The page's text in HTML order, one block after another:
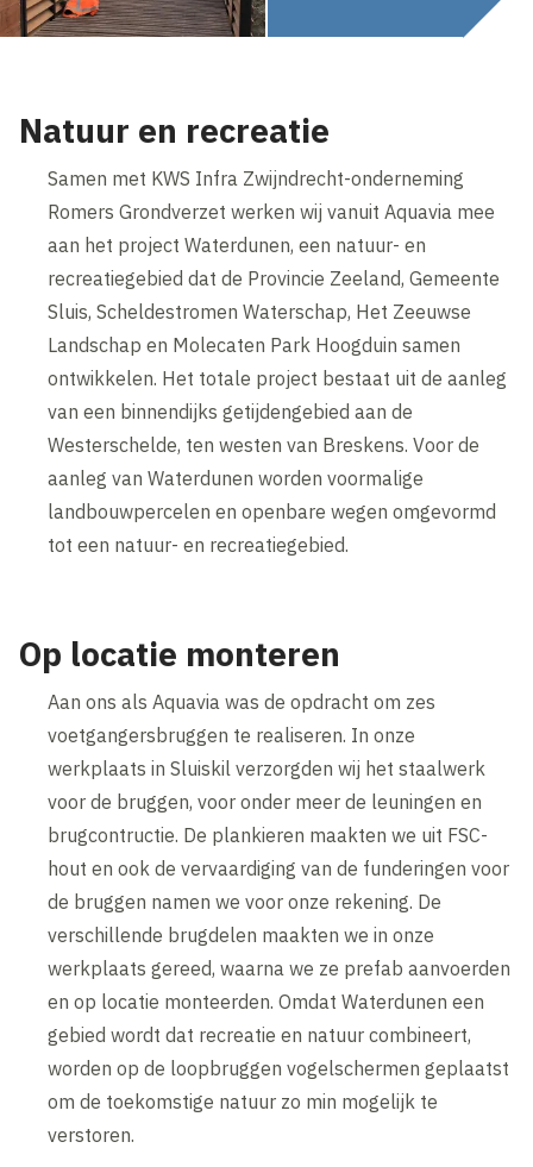
Natuur en recreatie
Samen met KWS Infra Zwijndrecht-onderneming
Romers Grondverzet werken wij vanuit Aquavia mee
aan het project Waterdunen, een natuur- en
recreatiegebied dat de Provincie Zeeland, Gemeente
Sluis, Scheldestromen Waterschap, Het Zeeuwse
Landschap en Molecaten Park Hoogduin samen
ontwikkelen. Het totale project bestaat uit de aanleg
van een binnendijks getijdengebied aan de
Westerschelde, ten westen van Breskens. Voor de
aanleg van Waterdunen worden voormalige
landbouwpercelen en openbare wegen omgevormd
tot een natuur- en recreatiegebied.
Op locatie monteren
Aan ons als Aquavia was de opdracht om zes
voetgangersbruggen te realiseren. In onze
werkplaats in Sluiskil verzorgden wij het staalwerk
voor de bruggen, voor onder meer de leuningen en
brugcontructie. De plankieren maakten we uit FSC-
hout en ook de vervaardiging van de funderingen voor
de bruggen namen we voor onze rekening. De
verschillende brugdelen maakten we in onze
werkplaats gereed, waarna we ze prefab aanvoerden
en op locatie monteerden. Omdat Waterdunen een
gebied wordt dat recreatie en natuur combineert,
worden op de loopbruggen vogelschermen geplaatst
om de toekomstige natuur zo min mogelijk te
verstoren.